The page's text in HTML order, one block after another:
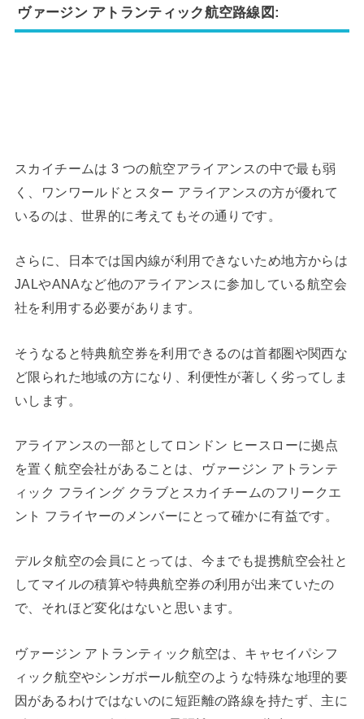
ヴァージン アトランティック航空路線図:
スカイチームは 3 つの航空アライアンスの中で最も弱
く、ワンワールドとスター アライアンスの方が優れて
いるのは、世界的に考えてもその通りです。
さらに、日本では国内線が利用できないため地方からは
JALやANAなど他のアライアンスに参加している航空会
社を利用する必要があります。
そうなると特典航空券を利用できるのは首都圏や関西な
ど限られた地域の方になり、利便性が著しく劣ってしま
いします。
アライアンスの一部としてロンドン ヒースローに拠点
を置く航空会社があることは、ヴァージン アトランテ
ィック フライング クラブとスカイチームのフリークエ
ント フライヤーのメンバーにとって確かに有益です。
デルタ航空の会員にとっては、今までも提携航空会社と
してマイルの積算や特典航空券の利用が出来ていたの
で、それほど変化はないと思います。
ヴァージン アトランティック航空は、キャセイパシフ
ィック航空やシンガポール航空のような特殊な地理的要
因があるわけではないのに短距離の路線を持たず、主に